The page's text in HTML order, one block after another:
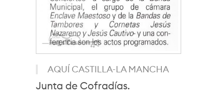
AQUÍ CASTILLA-LA MANCHA
Junta de Cofradías.